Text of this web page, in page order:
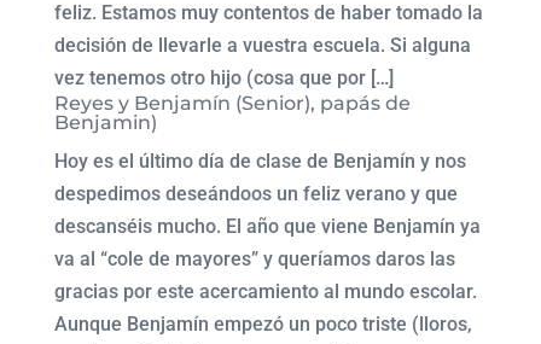
feliz. Estamos muy contentos de haber tomado la
decisión de llevarle a vuestra escuela. Si alguna
vez tenemos otro hijo (cosa que por […]
Reyes y Benjamín (Senior), papás de
Benjamin)
Hoy es el último día de clase de Benjamín y nos
despedimos deseándoos un feliz verano y que
descanséis mucho. El año que viene Benjamín ya
va al “cole de mayores” y queríamos daros las
gracias por este acercamiento al mundo escolar.
Aunque Benjamín empezó un poco triste (lloros,